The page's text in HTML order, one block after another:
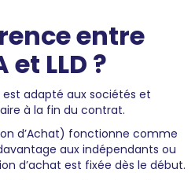
entre
LLD ?
adapté aux sociétés et
à la fin du contrat.
d’Achat) fonctionne comme
aux indépendants ou
d’achat est fixée dès le début.